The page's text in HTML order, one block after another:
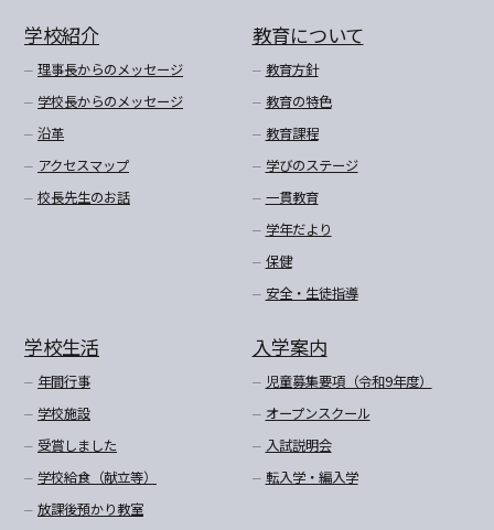
学校紹介
理事長からのメッセージ
学校長からのメッセージ
沿革
アクセスマップ
校長先生のお話
教育について
教育方針
教育の特色
教育課程
学びのステージ
一貫教育
学年だより
保健
安全・生徒指導
学校生活
年間行事
学校施設
受賞しました
学校給食（献立等）
放課後預かり教室
入学案内
児童募集要項（令和9年度）
オープンスクール
入試説明会
転入学・編入学